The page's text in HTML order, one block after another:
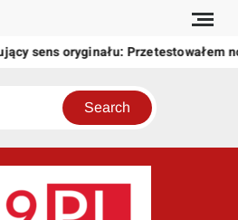
sens oryginału: Przetestowałem